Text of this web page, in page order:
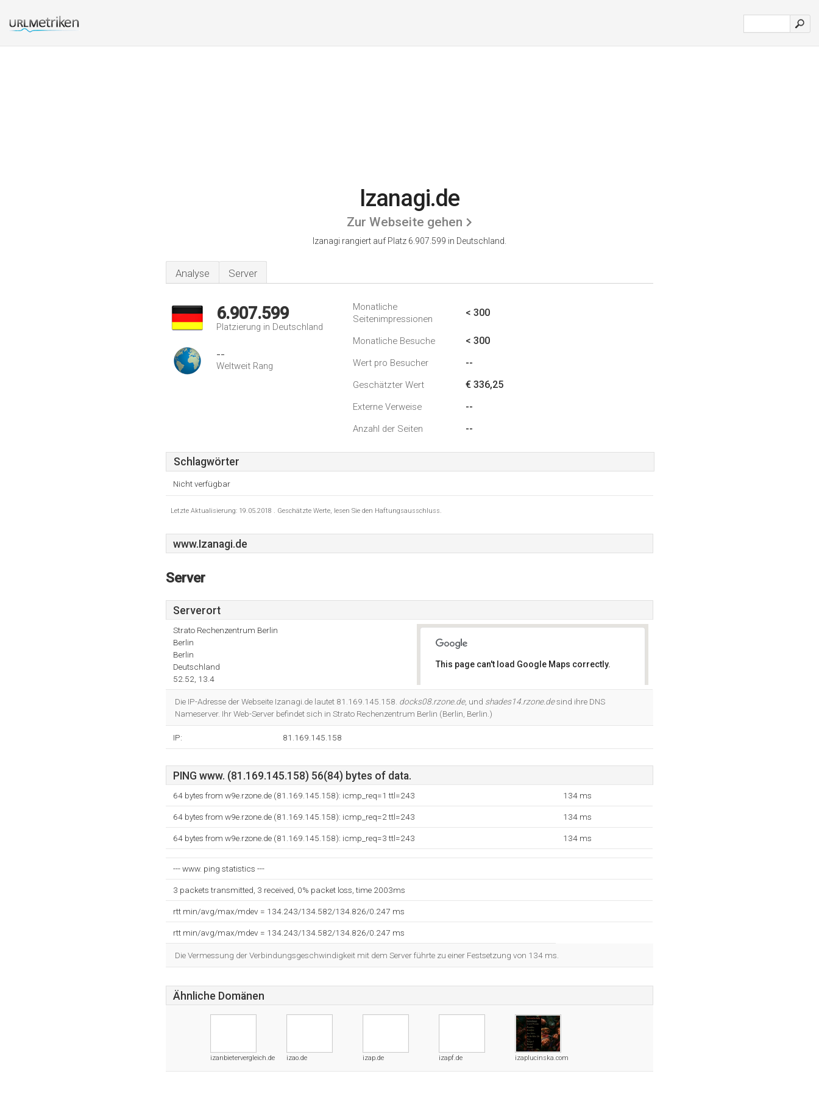
Izanagi.de
Zur Webseite gehen
Izanagi rangiert auf Platz 6.907.599 in Deutschland.
Analyse Server
6.907.599
Platzierung in Deutschland
--
Weltweit Rang
Monatliche
Seitenimpressionen
< 300
Monatliche Besuche < 300
Wert pro Besucher --
Geschätzter Wert € 336,25
Externe Verweise --
Anzahl der Seiten --
Schlagwörter
Nicht verfügbar
Letzte Aktualisierung: 19.05.2018 . Geschätzte Werte, lesen Sie den Haftungsausschluss.
www.Izanagi.de
Server
Serverort
Strato Rechenzentrum Berlin
Berlin
Berlin
Deutschland
52.52, 13.4
This page can't load Google Maps correctly.
Die IP-Adresse der Webseite Izanagi.de lautet 81.169.145.158. docks08.rzone.de, und shades14.rzone.desind ihre DNS
Nameserver. Ihr Web-Server befindet sich in Strato Rechenzentrum Berlin (Berlin, Berlin.)
IP: 81.169.145.158
PING www. (81.169.145.158) 56(84) bytes of data.
64 bytes from w9e.rzone.de (81.169.145.158): icmp_req=1 ttl=243 134 ms
64 bytes from w9e.rzone.de (81.169.145.158): icmp_req=2 ttl=243 134 ms
64 bytes from w9e.rzone.de (81.169.145.158): icmp_req=3 ttl=243 134 ms
--- www. ping statistics ---
3 packets transmitted, 3 received, 0% packet loss, time 2003ms
rtt min/avg/max/mdev = 134.243/134.582/134.826/0.247 ms
rtt min/avg/max/mdev = 134.243/134.582/134.826/0.247 ms
Die Vermessung der Verbindungsgeschwindigkeit mit dem Server führte zu einer Festsetzung von 134 ms.
Ähnliche Domänen
izanbietervergleich.de izao.de izap.de izapf.de izaplucinska.com